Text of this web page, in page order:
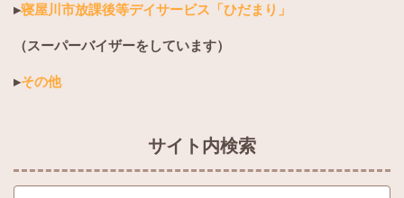
▸寝屋川市放課後等デイサービス「ひだまり」
（スーパーバイザーをしています）
▸その他
サイト内検索